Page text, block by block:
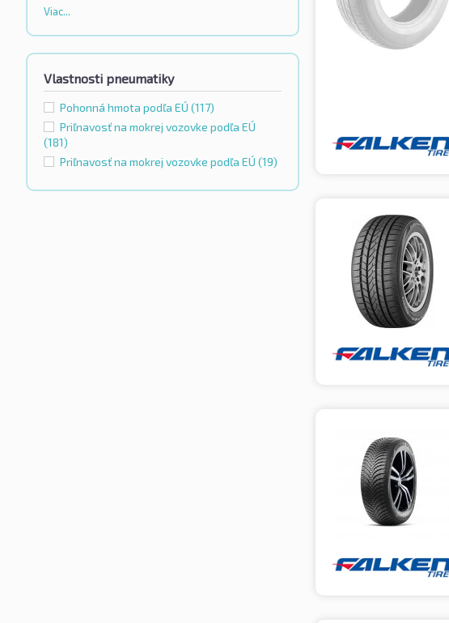
Viac...
Vlastnosti pneumatiky
Pohonná hmota podľa EÚ (117)
Priľnavosť na mokrej vozovke podľa EÚ
(181)
Priľnavosť na mokrej vozovke podľa EÚ (19)